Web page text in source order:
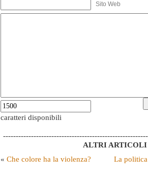
Sito Web
caratteri disponibili
ALTRI ARTICOLI
« Che colore ha la violenza? La